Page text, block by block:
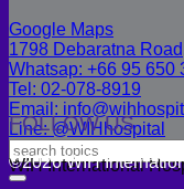
Google Maps
1798 Debaratna
Whatsap: +66 95 650
Tel: 02-078-8919
Email:
Line: @WIHhospital
FOLLOW US
WIH International
©2026 WIH